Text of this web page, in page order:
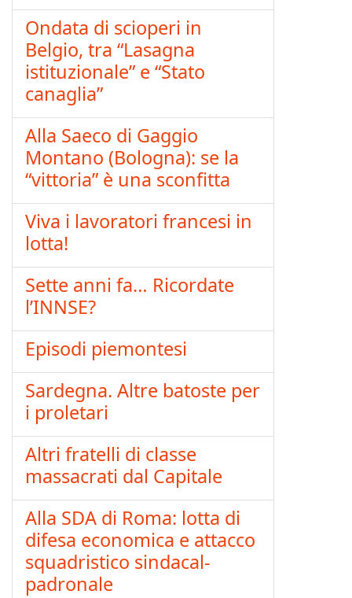
Ondata di scioperi in
Belgio, tra “Lasagna
istituzionale” e “Stato
canaglia”
Alla Saeco di Gaggio
Montano (Bologna): se la
“vittoria” è una sconfitta
Viva i lavoratori francesi in
lotta!
Sette anni fa… Ricordate
l’INNSE?
Episodi piemontesi
Sardegna. Altre batoste per
i proletari
Altri fratelli di classe
massacrati dal Capitale
Alla SDA di Roma: lotta di
difesa economica e attacco
squadristico sindacal-
padronale